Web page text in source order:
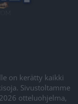
on kerätty kaikki
Sivustoltamme
otteluohjelma,